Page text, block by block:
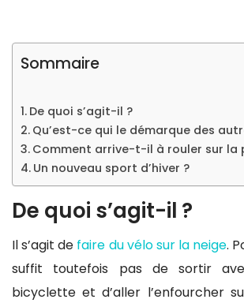
Sommaire
De quoi s’agit-il ?
Qu’est-ce qui le démarque des
Comment arrive-t-il à rouler sur la
Un nouveau sport d’hiver ?
De quoi s’agit-il ?
Il s’agit de faire du vélo sur la neige.
suffit toutefois pas de sortir
bicyclette et d’aller l’enfourcher